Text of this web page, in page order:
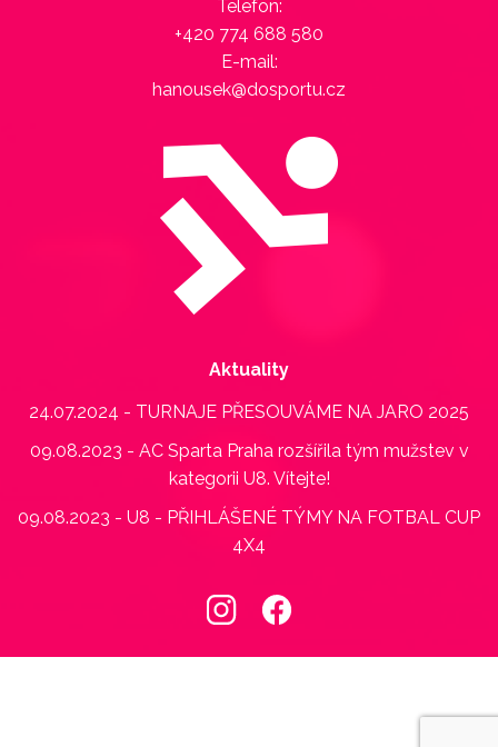
Telefon:
+420 774 688 580
E-mail:
hanousek@dosportu.cz
Aktuality
24.07.2024 - TURNAJE PŘESOUVÁME NA JARO 2025
09.08.2023 - AC Sparta Praha rozšířila tým mužstev v
kategorii U8. Vítejte!
09.08.2023 - U8 - PŘIHLÁŠENÉ TÝMY NA FOTBAL CUP
4X4